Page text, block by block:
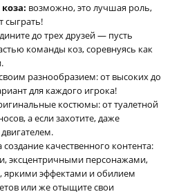
возможно, это лучшая роль,
сыграть!
до трех друзей — пусть
команды коз, соревнуясь как
разнообразием: от высоких до
для каждого игрока!
костюмы: от туалетной
а если захотите, даже
качественного контента:
эксцентричными персонажами,
яркими эффектами и обилием
или же отыщите свои